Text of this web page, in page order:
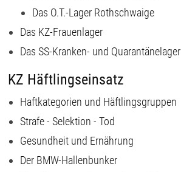
Das O.T.-Lager Rothschwaige
Das KZ-Frauenlager
Das SS-Kranken- und Quarantänelager
KZ Häftlingseinsatz
Haftkategorien und Häftlingsgruppen
Strafe - Selektion - Tod
Gesundheit und Ernährung
Der BMW-Hallenbunker